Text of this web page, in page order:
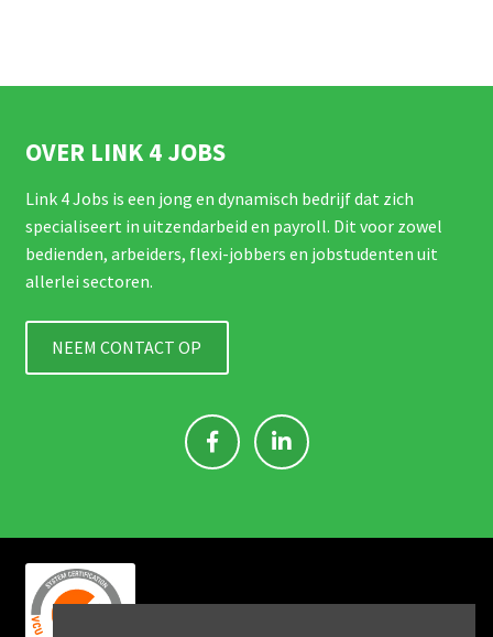
OVER LINK 4 JOBS
Link 4 Jobs is een jong en dynamisch bedrijf dat zich
specialiseert in uitzendarbeid en payroll. Dit voor zowel
bedienden, arbeiders, flexi-jobbers en jobstudenten uit
allerlei sectoren.
NEEM CONTACT OP